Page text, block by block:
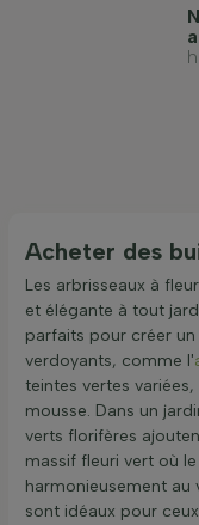
Acheter des
Les arbrisseaux à
et élégante à tout
parfaits pour créer
verdoyants, comme l'
teintes vertes
mousse. Dans un
verts florifères
massif fleuri vert où
harmonieusement au
sont idéaux pour